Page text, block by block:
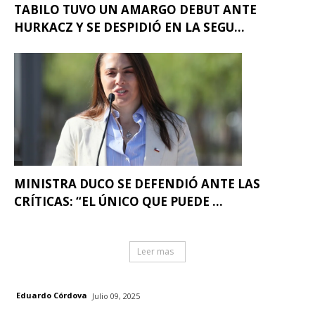
TABILO TUVO UN AMARGO DEBUT ANTE
HURKACZ Y SE DESPIDIÓ EN LA SEGU...
MINISTRA DUCO SE DEFENDIÓ ANTE LAS
CRÍTICAS: “EL ÚNICO QUE PUEDE ...
Leer mas
Eduardo Córdova Julio 09, 2025